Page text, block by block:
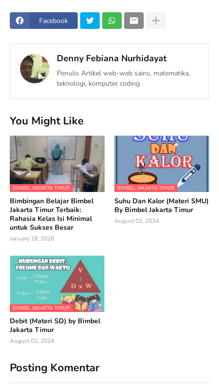
Facebook
Denny Febiana Nurhidayat
Penulis Artikel web-web sains, matematika,
teknologi, komputer coding
You Might Like
BIMBEL JAKARTA TIMUR
Bimbingan Belajar Bimbel
Jakarta Timur Terbaik:
Rahasia Kelas Isi Minimal
untuk Sukses Besar
January 18, 2026
BIMBEL JAKARTA TIMUR
Suhu Dan Kalor (Materi SMU)
By Bimbel Jakarta Timur
August 02, 2024
BIMBEL JAKARTA TIMUR
Debit (Materi SD) by Bimbel
Jakarta Timur
August 02, 2024
Posting Komentar